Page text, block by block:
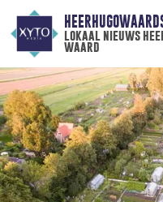
lokaal nieuws
waard